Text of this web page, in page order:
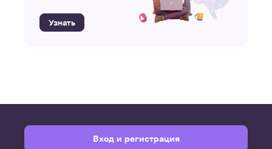
Узнать
Вход и регистрация